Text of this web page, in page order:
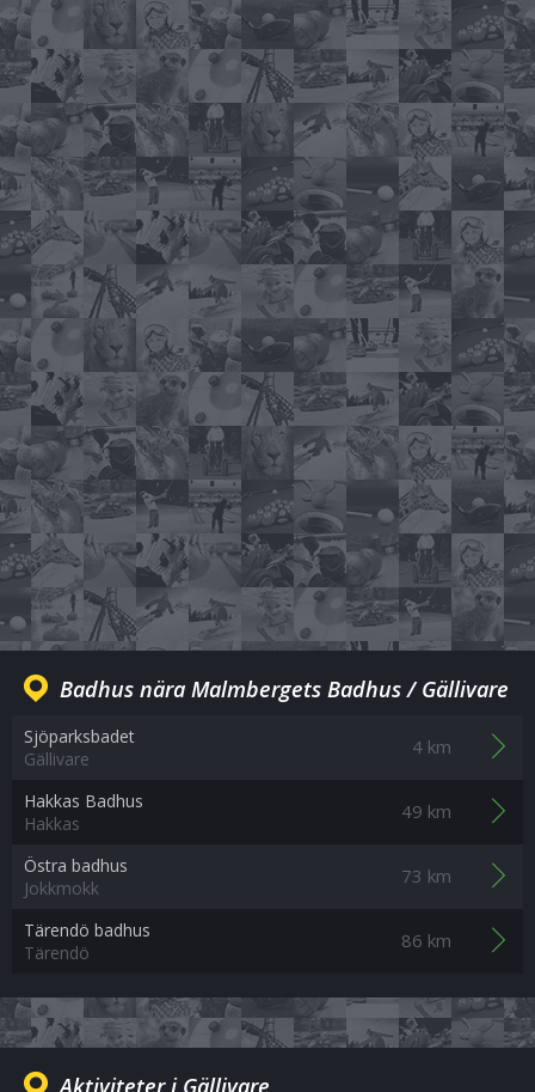
Badhus nära Malmbergets Badhus / Gällivare
Sjöparksbadet
Gällivare
4 km
Hakkas Badhus
Hakkas
49 km
Östra badhus
Jokkmokk
73 km
Tärendö badhus
Tärendö
86 km
Aktiviteter i Gällivare